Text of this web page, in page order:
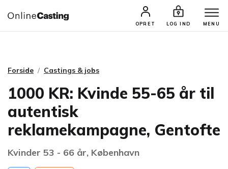
OPRET LOG IND MENU
CASTINGS & JOBS SØG PROFIL
Forside Castings & jobs
1000 KR: Kvinde 55-65 år til
autentisk
reklamekampagne, Gentofte
Kvinder 53 - 66 år, København